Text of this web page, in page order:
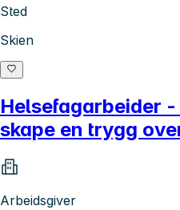
Sted
Skien
Helsefagarbeider
skape en trygg
Arbeidsgiver